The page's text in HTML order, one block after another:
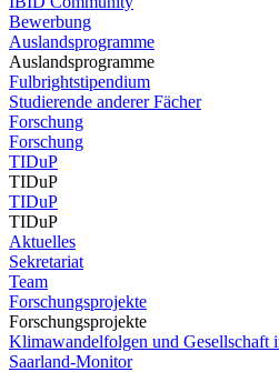
Bewerbung
Auslandsprogramme
Auslandsprogramme
Fulbrightstipendium
Studierende anderer Fächer
Forschung
Forschung
TIDuP
TIDuP
TIDuP
TIDuP
Aktuelles
Sekretariat
Team
Forschungsprojekte
Forschungsprojekte
Klimawandelfolgen und Gesellschaft
Saarland-Monitor